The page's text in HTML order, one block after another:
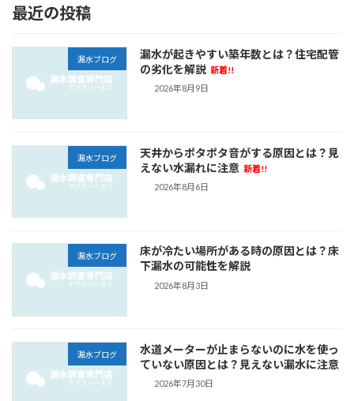
最近の投稿
漏水ブログ
漏水が起きやすい築年数とは？住宅配管
の劣化を解説 新着!!
2026年8月9日
漏水ブログ
天井からポタポタ音がする原因とは？見
えない水漏れに注意 新着!!
2026年8月6日
漏水ブログ
床が冷たい場所がある時の原因とは？床
下漏水の可能性を解説
2026年8月3日
漏水ブログ
水道メーターが止まらないのに水を使っ
ていない原因とは？見えない漏水に注意
2026年7月30日